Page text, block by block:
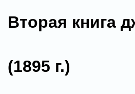
Вторая книга
(1895 г.)